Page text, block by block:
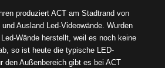
produziert ACT am Stadtrand von
Ausland Led-Videowände. Wurden
Wände herstellt, weil es noch keine
so ist heute die typische LED-
den Außenbereich gibt es bei ACT